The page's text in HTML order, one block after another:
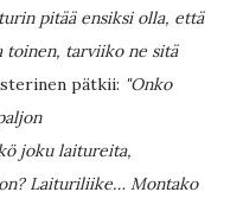
pitää ensiksi olla, että
toinen, tarviiko ne sitä
pätkii: "Onko
joku laitureita,
Laituriliike… Montako